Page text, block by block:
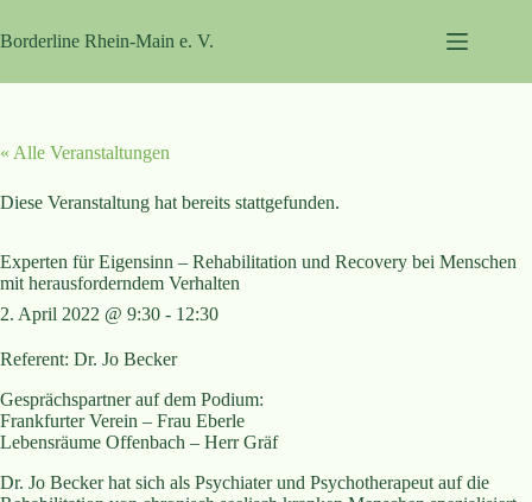
Inhalt
springen
Borderline Rhein-Main e. V.
« Alle Veranstaltungen
Diese Veranstaltung hat bereits stattgefunden.
Experten für Eigensinn – Rehabilitation und Recovery bei Menschen
mit herausforderndem Verhalten
2. April 2022 @ 9:30 - 12:30
Referent: Dr. Jo Becker
Gesprächspartner auf dem Podium:
Frankfurter Verein – Frau Eberle
Lebensräume Offenbach – Herr Gräf
Dr. Jo Becker hat sich als Psychiater und Psychotherapeut auf die